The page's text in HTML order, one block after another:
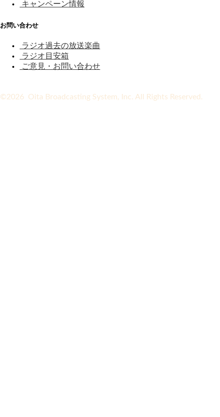
キャンペーン情報
お問い合わせ
ラジオ過去の放送楽曲
ラジオ目安箱
ご意見・お問い合わせ
©2026 Oita Broadcasting System, Inc. All Rights Reserved.